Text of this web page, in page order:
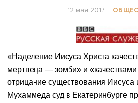
12 мая 2017
«Наделение Иисуса Христа
мертвеца — зомби» и
отрицание существования Иисуса
Мухаммеда суд в Екатеринбурге